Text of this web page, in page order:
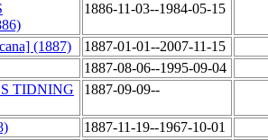
1886-11-03--1984-05-15
(1887)
1887-01-01--2007-11-15
1887-08-06--1995-09-04
TIDNING
1887-09-09--
1887-11-19--1967-10-01